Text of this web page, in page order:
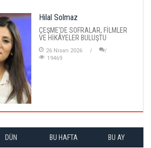
Hilal Solmaz
ÇEŞME'DE SOFRALAR, FİLMLER
VE HİKÂYELER BULUŞTU
26 Nisan 2026
19469
DÜN BU HAFTA BU AY